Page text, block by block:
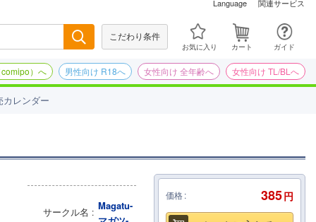
Language 関連サービス
こだわり条件
お気に入り カート ガイド
）へ 男性向け R18へ 女性向け 全年齢へ 女性向け TL/BLへ
カレンダー
サークル名
Magatu-
価格 385円